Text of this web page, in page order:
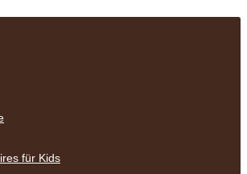
für Kids